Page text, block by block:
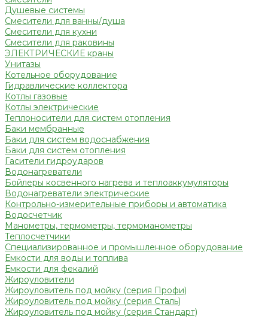
Душевые системы
Смесители для ванны/душа
Смесители для кухни
Смесители для раковины
ЭЛЕКТРИЧЕСКИЕ краны
Унитазы
Котельное оборудование
Гидравлические коллектора
Котлы газовые
Котлы электрические
Теплоносители для систем отопления
Баки мембранные
Баки для систем водоснабжения
Баки для систем отопления
Гасители гидроударов
Водонагреватели
Бойлеры косвенного нагрева и теплоаккумуляторы
Водонагреватели электрические
Контрольно-измерительные приборы и автоматика
Водосчетчик
Манометры, термометры, термоманометры
Теплосчетчики
Специализированное и промышленное оборудование
Емкости для воды и топлива
Емкости для фекалий
Жироуловители
Жироуловитель под мойку (серия Профи)
Жироуловитель под мойку (серия Сталь)
Жироуловитель под мойку (серия Стандарт)